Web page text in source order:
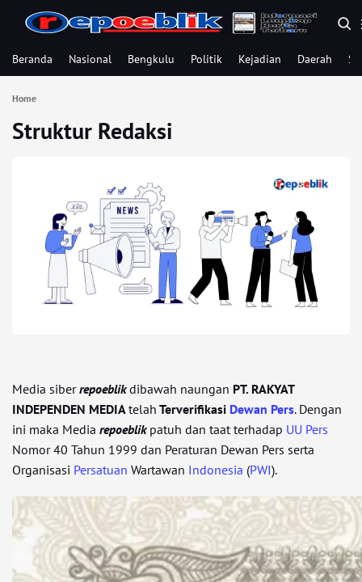
Beranda Nasional Bengkulu Politik Kejadian Daerah
Home
Struktur Redaksi
Media siberrepoeblikdibawah naungan PT. RAKYAT
INDEPENDEN MEDIAtelah Terverifikasi Dewan Pers. Dengan
ini maka Media repoeblikpatuh dan taat terhadap UU Pers
Nomor 40 Tahun 1999 dan Peraturan Dewan Pers serta
Organisasi Persatuan Wartawan Indonesia (PWI).